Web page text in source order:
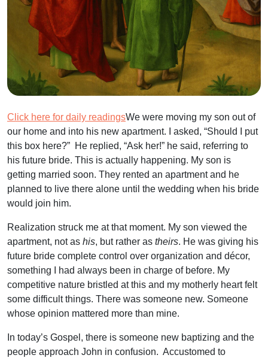
Click here for daily readingsWe were moving my son out of
our home and into his new apartment. I asked, “Should I put
this box here?” He replied, “Ask her!” he said, referring to
his future bride. This is actually happening. My son is
getting married soon. They rented an apartment and he
planned to live there alone until the wedding when his bride
would join him.
Realization struck me at that moment. My son viewed the
apartment, not as his, but rather as theirs. He was giving his
future bride complete control over organization and décor,
something I had always been in charge of before. My
competitive nature bristled at this and my motherly heart felt
some difficult things. There was someone new. Someone
whose opinion mattered more than mine.
In today’s Gospel, there is someone new baptizing and the
people approach John in confusion. Accustomed to